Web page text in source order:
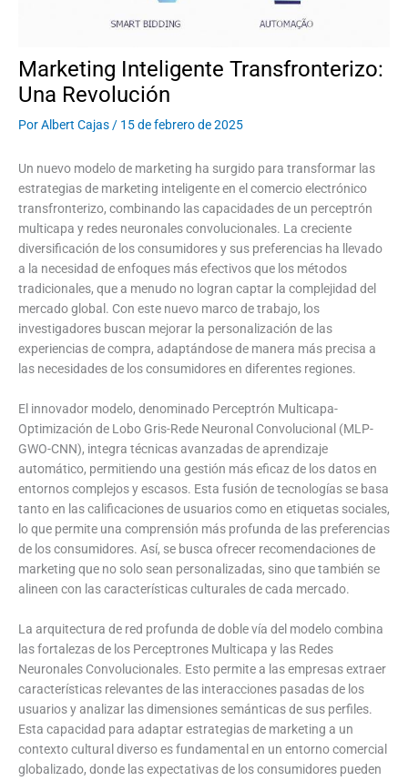
Marketing Inteligente Transfronterizo:
Una Revolución
PorAlbert Cajas / 15 de febrero de 2025
Un nuevo modelo de marketing ha surgido para transformar las
estrategias de marketing inteligente en el comercio electrónico
transfronterizo, combinando las capacidades de un perceptrón
multicapa y redes neuronales convolucionales. La creciente
diversificación de los consumidores y sus preferencias ha llevado
a la necesidad de enfoques más efectivos que los métodos
tradicionales, que a menudo no logran captar la complejidad del
mercado global. Con este nuevo marco de trabajo, los
investigadores buscan mejorar la personalización de las
experiencias de compra, adaptándose de manera más precisa a
las necesidades de los consumidores en diferentes regiones.
El innovador modelo, denominado Perceptrón Multicapa-
Optimización de Lobo Gris-Rede Neuronal Convolucional (MLP-
GWO-CNN), integra técnicas avanzadas de aprendizaje
automático, permitiendo una gestión más eficaz de los datos en
entornos complejos y escasos. Esta fusión de tecnologías se basa
tanto en las calificaciones de usuarios como en etiquetas sociales,
lo que permite una comprensión más profunda de las preferencias
de los consumidores. Así, se busca ofrecer recomendaciones de
marketing que no solo sean personalizadas, sino que también se
alineen con las características culturales de cada mercado.
La arquitectura de red profunda de doble vía del modelo combina
las fortalezas de los Perceptrones Multicapa y las Redes
Neuronales Convolucionales. Esto permite a las empresas extraer
características relevantes de las interacciones pasadas de los
usuarios y analizar las dimensiones semánticas de sus perfiles.
Esta capacidad para adaptar estrategias de marketing a un
contexto cultural diverso es fundamental en un entorno comercial
globalizado, donde las expectativas de los consumidores pueden